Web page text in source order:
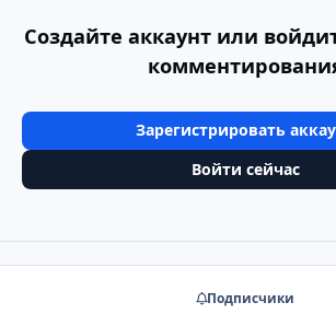
Создайте аккаунт или
Зарегистрировать
Войти сейчас
Подписчики